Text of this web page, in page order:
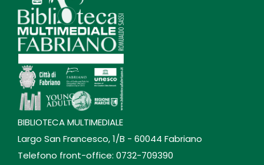
BIBLIOTECA MULTIMEDIALE
Largo San Francesco, 1/B - 60044 Fabriano
Telefono front-office: 0732-709390